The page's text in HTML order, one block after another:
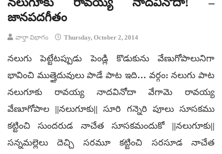
నలుగూకు రావయ్య నాదవినోదా! –
జానపదగీతం
వార్తా విభాగం Thursday, October 2, 2014
నలుగు పెట్టేటప్పుడు పెండ్లి కొడుకును వేణుగోపాలునిగా
భావించి ముత్తైదువులు పాడే పాట ఇది… వర్గం: నలుగు పాట
నలుగూకు రావయ్య నాదవినోదా వేగామె రావయ్య
వేణూగోపాల ||నలుగూకు|| సూరి గన్నెరి పూలు సూసకము
కట్టించి సుందరుడ నాచేత సూసకమందుకో ||నలుగూకు||
సన్నమల్లెలు దెచ్చి సరమూ కట్టించి సరసూడ నాచేత